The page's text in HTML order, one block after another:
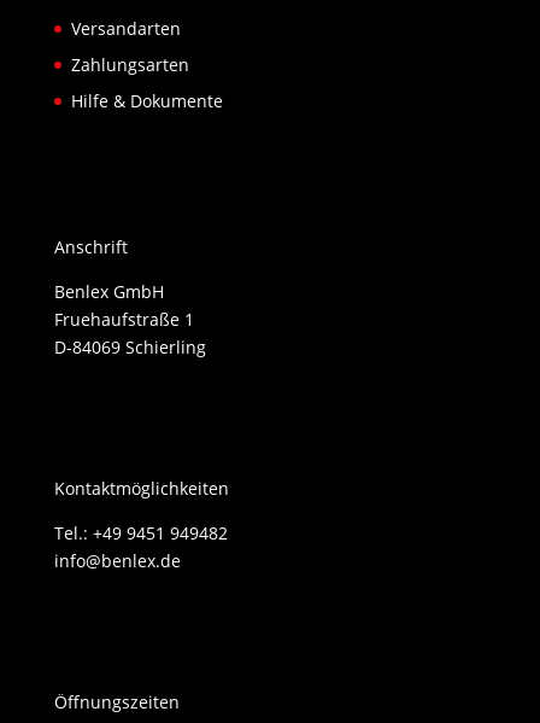
Versandarten
Zahlungsarten
Hilfe & Dokumente
Anschrift
Benlex GmbH
Fruehaufstraße 1
D-84069 Schierling
Kontaktmöglichkeiten
Tel.: +49 9451 949482
info@benlex.de
Öffnungszeiten